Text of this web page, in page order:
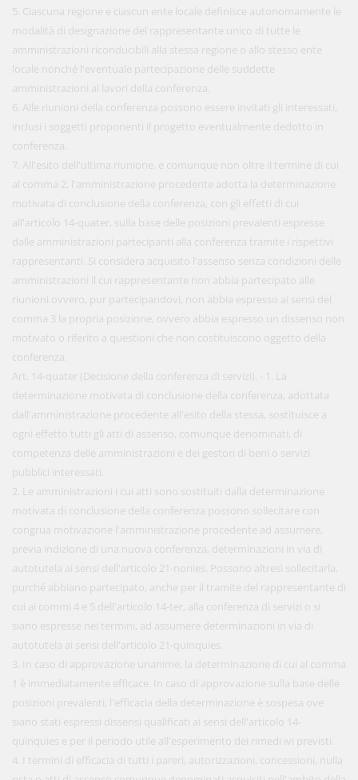
5. Ciascuna regione e ciascun ente locale definisce autonomamente le
modalità di designazione del rappresentante unico di tutte le
amministrazioni riconducibili alla stessa regione o allo stesso ente
locale nonché l'eventuale partecipazione delle suddette
amministrazioni ai lavori della conferenza.
6. Alle riunioni della conferenza possono essere invitati gli interessati,
inclusi i soggetti proponenti il progetto eventualmente dedotto in
conferenza.
7. All'esito dell'ultima riunione, e comunque non oltre il termine di cui
al comma 2, l'amministrazione procedente adotta la determinazione
motivata di conclusione della conferenza, con gli effetti di cui
all'articolo 14-quater, sulla base delle posizioni prevalenti espresse
dalle amministrazioni partecipanti alla conferenza tramite i rispettivi
rappresentanti. Si considera acquisito l'assenso senza condizioni delle
amministrazioni il cui rappresentante non abbia partecipato alle
riunioni ovvero, pur partecipandovi, non abbia espresso ai sensi del
comma 3 la propria posizione, ovvero abbia espresso un dissenso non
motivato o riferito a questioni che non costituiscono oggetto della
conferenza.
Art. 14-quater (Decisione della conferenza di servizi). - 1. La
determinazione motivata di conclusione della conferenza, adottata
dall'amministrazione procedente all'esito della stessa, sostituisce a
ogni effetto tutti gli atti di assenso, comunque denominati, di
competenza delle amministrazioni e dei gestori di beni o servizi
pubblici interessati.
2. Le amministrazioni i cui atti sono sostituiti dalla determinazione
motivata di conclusione della conferenza possono sollecitare con
congrua motivazione l'amministrazione procedente ad assumere,
previa indizione di una nuova conferenza, determinazioni in via di
autotutela ai sensi dell'articolo 21-nonies. Possono altresì sollecitarla,
purché abbiano partecipato, anche per il tramite del rappresentante di
cui ai commi 4 e 5 dell'articolo 14-ter, alla conferenza di servizi o si
siano espresse nei termini, ad assumere determinazioni in via di
autotutela ai sensi dell'articolo 21-quinquies.
3. In caso di approvazione unanime, la determinazione di cui al comma
1 è immediatamente efficace. In caso di approvazione sulla base delle
posizioni prevalenti, l'efficacia della determinazione è sospesa ove
siano stati espressi dissensi qualificati ai sensi dell'articolo 14-
quinquies e per il periodo utile all'esperimento dei rimedi ivi previsti.
4. I termini di efficacia di tutti i pareri, autorizzazioni, concessioni, nulla